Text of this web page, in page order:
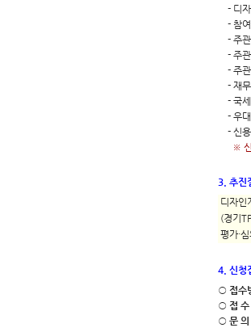
- 디자
- 참여
- 주관
- 주관
- 주관
- 재무
- 국세
- 우대
- 신용
※
3. 추진
디자인
(경기
평가·
4. 신청
○ 접수
○ 접 수
○ 문 의